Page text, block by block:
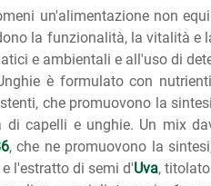
un'alimentazione non
la funzionalità, la vitalità e
e ambientali e all'uso di
è formulato con
che promuovono la
di capelli e unghie. Un mix
, che ne promuovono la
l'estratto di semi d'Uva,